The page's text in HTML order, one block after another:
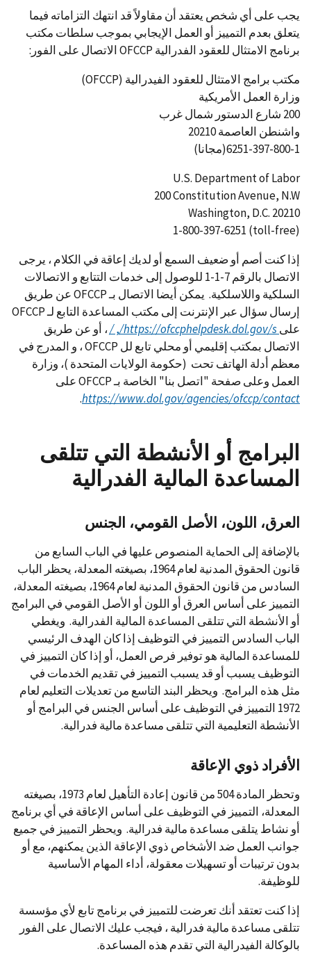
يجب على أي شخص يعتقد أن مقاولاً قد انتهك التزاماته فيما
يتعلق بعدم التمييز أو العمل الإيجابي بموجب سلطات مكتب
برنامج الامتثال للعقود الفدرالية OFCCP الاتصال على الفور:
مكتب برامج الامتثال للعقود الفيدرالية (OFCCP)
وزارة العمل الأمريكية
200 شارع الدستور شمال غرب
واشنطن العاصمة 20210
6251-397-800-1(مجانا)
U.S. Department of Labor
200 Constitution Avenue, N.W
Washington, D.C. 20210
1-800-397-6251 (toll-free)
إذا كنت أصم أو ضعيف السمع أو لديك إعاقة في الكلام ، يرجى
الاتصال بالرقم 7-1-1 للوصول إلى خدمات التتابع و الاتصالات
السلكية واللاسلكية. يمكن أيضا الاتصال بـ OFCCP عن طريق
إرسال سؤال عبر الإنترنت إلى مكتب المساعدة التابع لـ OFCCP
علىhttps://ofccphelpdesk.dol.gov/s/
,
/، أو عن طريق
الاتصال بمكتب إقليمي أو محلي تابع لل OFCCP ، و المدرج في
معظم أدلة الهاتف تحت (حكومة الولايات المتحدة )، وزارة
العمل وعلى صفحة "اتصل بنا" الخاصة بـ OFCCP على
https://www.dol.gov/agencies/ofccp/contact
.
البرامج أو الأنشطة التي تتلقى
المساعدة المالية الفدرالية
العرق، اللون، الأصل القومي، الجنس
بالإضافة إلى الحماية المنصوص عليها في الباب السابع من
قانون الحقوق المدنية لعام 1964، بصيغته المعدلة، يحظر الباب
السادس من قانون الحقوق المدنية لعام 1964، بصيغته المعدلة،
التمييز على أساس العرق أو اللون أو الأصل القومي في البرامج
أو الأنشطة التي تتلقى المساعدة المالية الفدرالية. ويغطي
الباب السادس التمييز في التوظيف إذا كان الهدف الرئيسي
للمساعدة المالية هو توفير فرص العمل، أو إذا كان التمييز في
التوظيف يسبب أو قد يسبب التمييز في تقديم الخدمات في
مثل هذه البرامج. ويحظر البند التاسع من تعديلات التعليم لعام
1972 التمييز في التوظيف على أساس الجنس في البرامج أو
الأنشطة التعليمية التي تتلقى مساعدة مالية فدرالية.
الأفراد ذوي الإعاقة
وتحظر المادة 504 من قانون إعادة التأهيل لعام 1973، بصيغته
المعدلة، التمييز في التوظيف على أساس الإعاقة في أي برنامج
أو نشاط يتلقى مساعدة مالية فدرالية. ويحظر التمييز في جميع
جوانب العمل ضد الأشخاص ذوي الإعاقة الذين يمكنهم، مع أو
بدون ترتيبات أو تسهيلات معقولة، أداء المهام الأساسية
للوظيفة.
إذا كنت تعتقد أنك تعرضت للتمييز في برنامج تابع لأي مؤسسة
تتلقى مساعدة مالية فدرالية ، فيجب عليك الاتصال على الفور
بالوكالة الفيدرالية التي تقدم هذه المساعدة.